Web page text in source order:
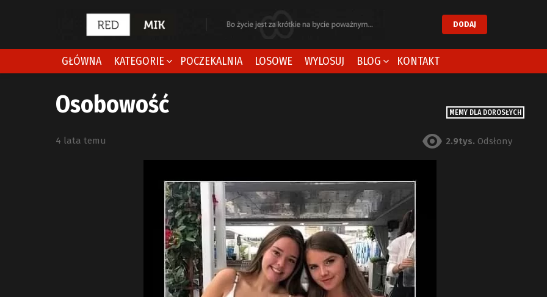
DODAJ
GŁÓWNA KATEGORIE POCZEKALNIA LOSOWE WYLOSUJ BLOG KONTAKT
MEMY DLA DOROSŁYCH
Osobowość
4 lata temu 2.9tys. Odsłony